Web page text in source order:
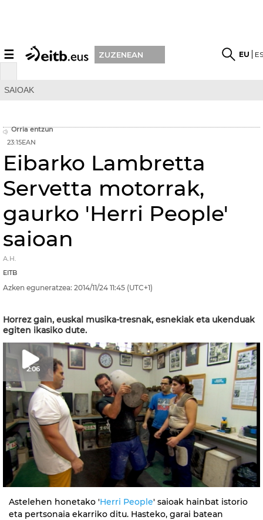
☰ ZUZENEAN EU
SAIOAK
Orria entzun
23:15EAN
Eibarko Lambretta
Servetta motorrak,
gaurko 'Herri People'
saioan
A.H.
EITB
Azken eguneratzea: 2014/11/24 11:45 (UTC+1)
Horrez gain, euskal musika-tresnak, esnekiak eta ukenduak
egiten ikasiko dute.
2:06
Astelehen honetako 'Herri People' saioak hainbat istorio
eta pertsonaia ekarriko ditu. Hasteko, garai batean